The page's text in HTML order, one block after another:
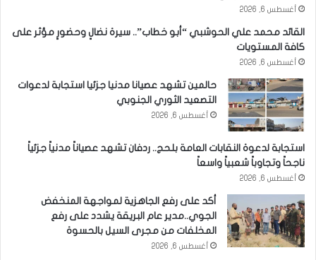
أغسطس 6, 2026
القائد محمد علي الحوشبي “أبو خطاب”.. سيرة نضالٍ وحضورٍ مؤثر على
كافة المستويات
أغسطس 6, 2026
حالمين تشهد عصيانا مدنيا جزئيا استجابة لدعوات
التصعيد الثوري الجنوبي
أغسطس 6, 2026
استجابة لدعوة النقابات العامة بلحج.. ردفان تشهد عصياناً مدنياً جزئياً
ناجحاً وتجاوباً شعبياً واسعاً
أغسطس 6, 2026
أكد على رفع الجاهزية لمواجهة المنخفض
الجوي..مدير عام البريقة يشدد على رفع
المخلفات من مجرى السيل بالحسوة
أغسطس 6, 2026